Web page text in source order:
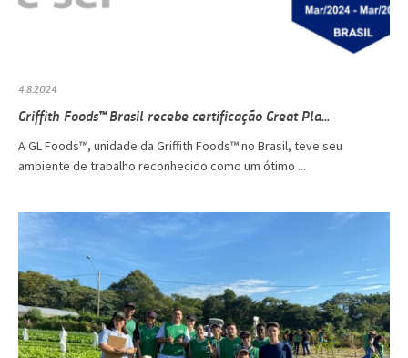
4.8.2024
Griffith Foods™ Brasil recebe certificação Great Pla...
A GL Foods™, unidade da Griffith Foods™ no Brasil, teve seu
ambiente de trabalho reconhecido como um ótimo ...